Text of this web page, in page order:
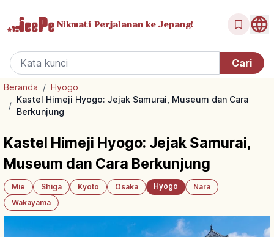
Nikmati Perjalanan ke Jepang!
Beranda / Hyogo
/
Kastel Himeji Hyogo: Jejak Samurai, Museum dan Cara
Berkunjung
Kastel Himeji Hyogo: Jejak Samurai,
Museum dan Cara Berkunjung
Mie Shiga Kyoto Osaka Hyogo
Nara
Wakayama